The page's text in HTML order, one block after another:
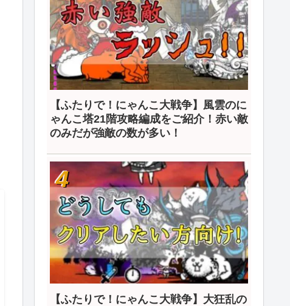
【ふたりで！にゃんこ大戦争】風雲のに
ゃんこ塔21階攻略編成をご紹介！赤い敵
のみだが強敵の数が多い！
【ふたりで！にゃんこ大戦争】大狂乱の